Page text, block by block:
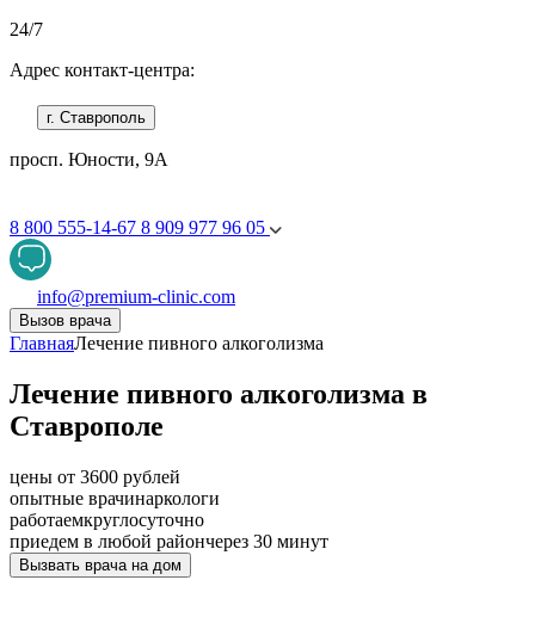
24/7
Адрес контакт-центра:
г. Ставрополь
просп. Юности, 9А
8 800 555-14-67 8 909 977 96 05
info@premium-clinic.com
Вызов врача
ГлавнаяЛечение пивного алкоголизма
Лечение пивного алкоголизма в
Ставрополе
цены от 3600 рублей
опытные врачинаркологи
работаемкруглосуточно
приедем в любой райончерез 30 минут
Вызвать врача на дом